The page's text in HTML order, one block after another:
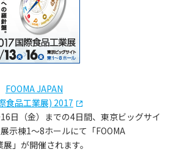
FOOMA JAPAN
食品工業展) 2017
日（金）までの4日間、東京ビッグサイ
示棟1～8ホールにて「FOOMA
」が開催されます。